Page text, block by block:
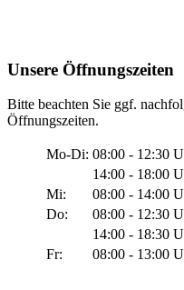
Unsere Öffnungszeiten
Bitte beachten Sie ggf.
Öffnungszeiten.
Mo-Di: 08:00 - 12:30
14:00 - 18:00
Mi:
08:00 - 14:00
Do:
08:00 - 12:30
14:00 - 18:30
Fr:
08:00 - 13:00